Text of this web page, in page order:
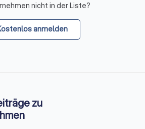
nicht in der Liste?
anmelden
zu